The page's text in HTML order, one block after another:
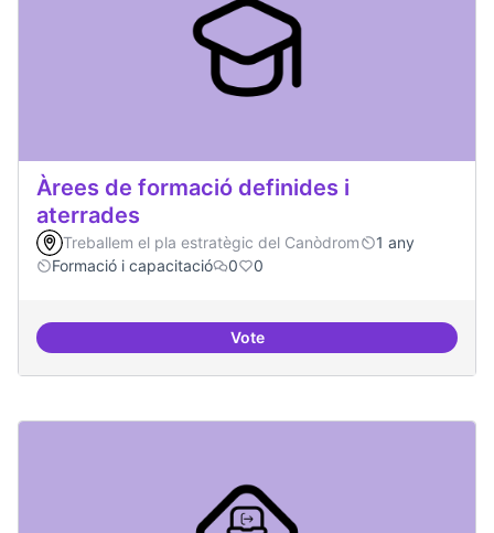
Àrees de formació definides i
aterrades
Treballem el pla estratègic del Canòdrom
1 any
Formació i capacitació
0 0
VoteÀrees de formació definides i